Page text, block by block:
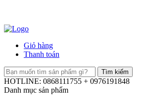
Giỏ hàng
Thanh toán
HOTLINE: 0868111755 + 0976191848
Danh mục sản phẩm